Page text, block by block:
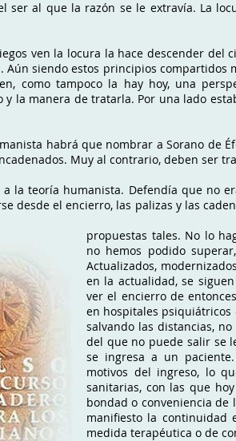
ser al que la razón se le extravía. La
ven la locura la hace descender del
Aún siendo estos principios
como tampoco la hay hoy, una
la manera de tratarla. Por una lado
habrá que nombrar a Sorano de
Muy al contrario, deben ser
la teoría humanista. Defendía que no
desde el encierro, las palizas y las
propuestas tales. No lo
no hemos podido
Actualizados,
en la actualidad, se
ver el encierro de
en hospitales psiquiátricos
salvando las distancias,
del que no puede salir se
se ingresa a un
motivos del ingreso, lo
sanitarias, con las que
bondad o conveniencia de
manifiesto la continuidad
medida terapéutica o de